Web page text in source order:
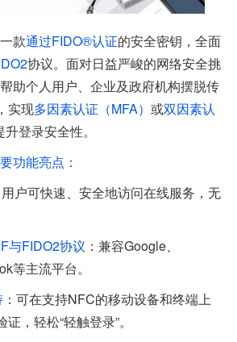
款通过FIDO®认证的安全密钥，全面
协议。面对日益严峻的网络安全挑
助个人用户、企业及政府机构摆脱传
实现多因素认证（MFA） 或双因素认
升登录安全性。
功能亮点：
用户可快速、安全地访问在线服务，无
与FIDO2协议 ：兼容Google、
等主流平台。
：可在支持NFC的移动设备和终端上
，轻松“轻触登录”。